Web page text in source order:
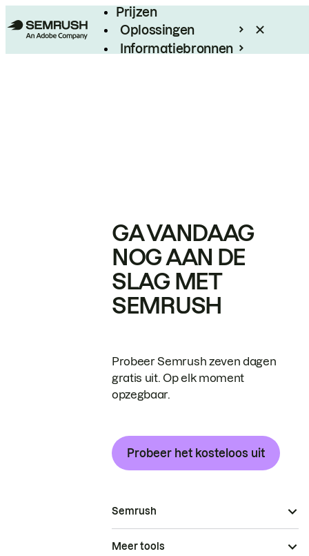
Prijzen
Oplossingen
Informatiebronnen
GA VANDAAG
NOG AAN DE
SLAG MET
SEMRUSH
Probeer Semrush zeven dagen
gratis uit. Op elk moment
opzegbaar.
Probeer het kosteloos uit
Semrush
Meer tools